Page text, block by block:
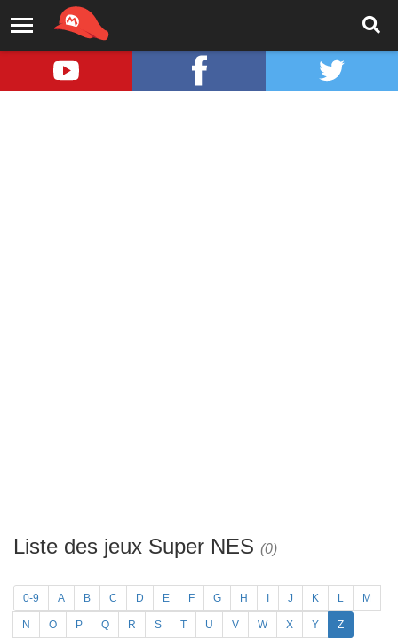
Liste des jeux Super NES (0)
0-9 A B C D E F G H J K L M
N O P Q R S T U V W X Y Z